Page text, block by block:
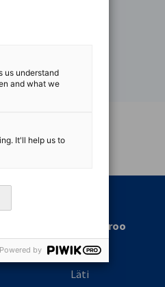
& Invest
Meie büroo
Eesti
Läti
us understand
and what we
It'll help us to
Powered by